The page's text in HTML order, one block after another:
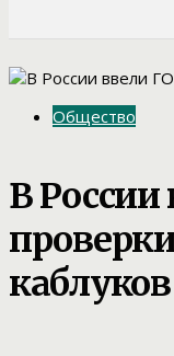
Общество
В
каблуков